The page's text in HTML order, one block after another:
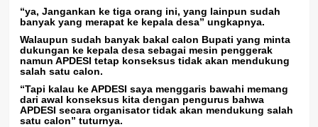
“ya, Jangankan ke tiga orang ini, yang lainpun sudah
banyak yang merapat ke kepala desa” ungkapnya.
Walaupun sudah banyak bakal calon Bupati yang minta
dukungan ke kepala desa sebagai mesin penggerak
namun APDESI tetap konseksus tidak akan mendukung
salah satu calon.
“Tapi kalau ke APDESI saya menggaris bawahi memang
dari awal konseksus kita dengan pengurus bahwa
APDESI secara organisator tidak akan mendukung salah
satu calon” tuturnya.